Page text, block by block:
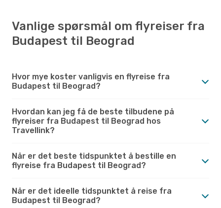
Vanlige spørsmål om flyreiser fra
Budapest til Beograd
Hvor mye koster vanligvis en flyreise fra
Budapest til Beograd?
Hvordan kan jeg få de beste tilbudene på
flyreiser fra Budapest til Beograd hos
Travellink?
Når er det beste tidspunktet å bestille en
flyreise fra Budapest til Beograd?
Når er det ideelle tidspunktet å reise fra
Budapest til Beograd?